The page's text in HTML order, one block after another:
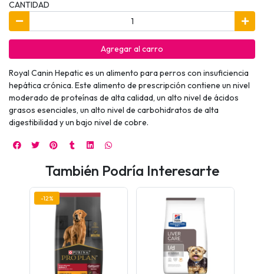
CANTIDAD
Agregar al carro
Royal Canin Hepatic es un alimento para perros con insuficiencia
hepática crónica. Este alimento de prescripción contiene un nivel
moderado de proteínas de alta calidad, un alto nivel de ácidos
grasos esenciales, un alto nivel de carbohidratos de alta
digestibilidad y un bajo nivel de cobre.
También Podría Interesarte
-12%